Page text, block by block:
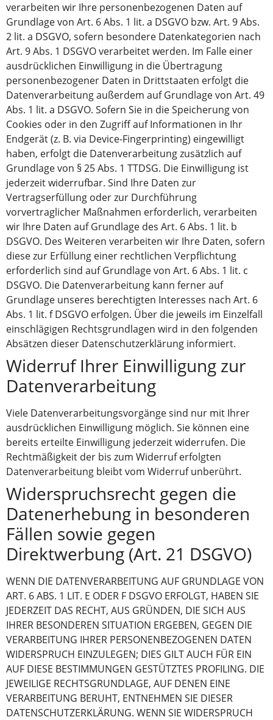
verarbeiten wir Ihre personenbezogenen Daten auf
Grundlage von Art. 6 Abs. 1 lit. a DSGVO bzw. Art. 9 Abs.
2 lit. a DSGVO, sofern besondere Datenkategorien nach
Art. 9 Abs. 1 DSGVO verarbeitet werden. Im Falle einer
ausdrücklichen Einwilligung in die Übertragung
personenbezogener Daten in Drittstaaten erfolgt die
Datenverarbeitung außerdem auf Grundlage von Art. 49
Abs. 1 lit. a DSGVO. Sofern Sie in die Speicherung von
Cookies oder in den Zugriff auf Informationen in Ihr
Endgerät (z. B. via Device-Fingerprinting) eingewilligt
haben, erfolgt die Datenverarbeitung zusätzlich auf
Grundlage von § 25 Abs. 1 TTDSG. Die Einwilligung ist
jederzeit widerrufbar. Sind Ihre Daten zur
Vertragserfüllung oder zur Durchführung
vorvertraglicher Maßnahmen erforderlich, verarbeiten
wir Ihre Daten auf Grundlage des Art. 6 Abs. 1 lit. b
DSGVO. Des Weiteren verarbeiten wir Ihre Daten, sofern
diese zur Erfüllung einer rechtlichen Verpflichtung
erforderlich sind auf Grundlage von Art. 6 Abs. 1 lit. c
DSGVO. Die Datenverarbeitung kann ferner auf
Grundlage unseres berechtigten Interesses nach Art. 6
Abs. 1 lit. f DSGVO erfolgen. Über die jeweils im Einzelfall
einschlägigen Rechtsgrundlagen wird in den folgenden
Absätzen dieser Datenschutzerklärung informiert.
Widerruf Ihrer Einwilligung zur
Datenverarbeitung
Viele Datenverarbeitungsvorgänge sind nur mit Ihrer
ausdrücklichen Einwilligung möglich. Sie können eine
bereits erteilte Einwilligung jederzeit widerrufen. Die
Rechtmäßigkeit der bis zum Widerruf erfolgten
Datenverarbeitung bleibt vom Widerruf unberührt.
Widerspruchsrecht gegen die
Datenerhebung in besonderen
Fällen sowie gegen
Direktwerbung (Art. 21 DSGVO)
WENN DIE DATENVERARBEITUNG AUF GRUNDLAGE VON
ART. 6 ABS. 1 LIT. E ODER F DSGVO ERFOLGT, HABEN SIE
JEDERZEIT DAS RECHT, AUS GRÜNDEN, DIE SICH AUS
IHRER BESONDEREN SITUATION ERGEBEN, GEGEN DIE
VERARBEITUNG IHRER PERSONENBEZOGENEN DATEN
WIDERSPRUCH EINZULEGEN; DIES GILT AUCH FÜR EIN
AUF DIESE BESTIMMUNGEN GESTÜTZTES PROFILING. DIE
JEWEILIGE RECHTSGRUNDLAGE, AUF DENEN EINE
VERARBEITUNG BERUHT, ENTNEHMEN SIE DIESER
DATENSCHUTZERKLÄRUNG. WENN SIE WIDERSPRUCH